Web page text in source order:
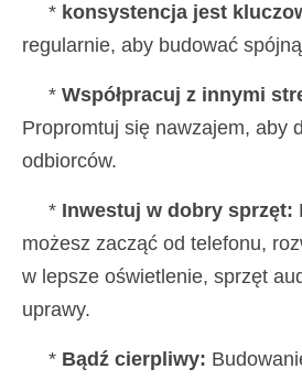
* konsystencja jest
regularnie, aby budować
* Współpracuj z innymi
Propromtuj się nawzajem, aby
odbiorców.
* Inwestuj w dobry sprzęt:
możesz zacząć od telefonu,
w lepsze oświetlenie, sprzęt
uprawy.
* Bądź cierpliwy: